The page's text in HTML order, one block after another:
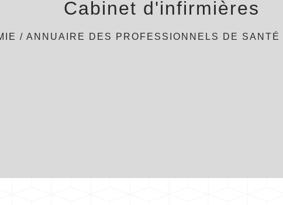
Cabinet d'infirmières
/ANNUAIRE DES PROFESSIONNELS DE SANTÉ